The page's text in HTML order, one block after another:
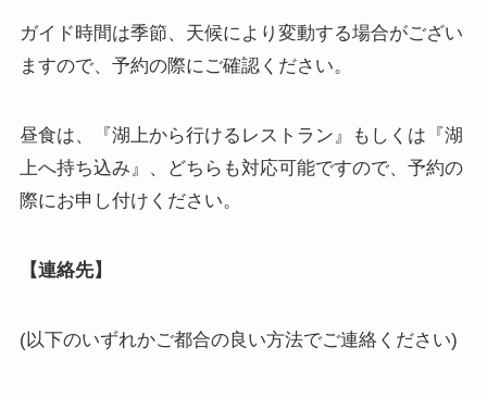
ガイド時間は季節、天候により変動する場合がござい
ますので、予約の際にご確認ください。
昼食は、『湖上から行けるレストラン』もしくは『湖
上へ持ち込み』、どちらも対応可能ですので、予約の
際にお申し付けください。
【連絡先】
(以下のいずれかご都合の良い方法でご連絡ください)